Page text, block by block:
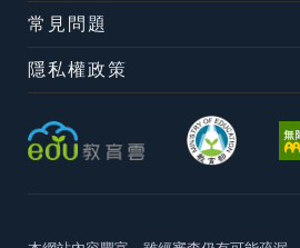
常見問題
隱私權政策